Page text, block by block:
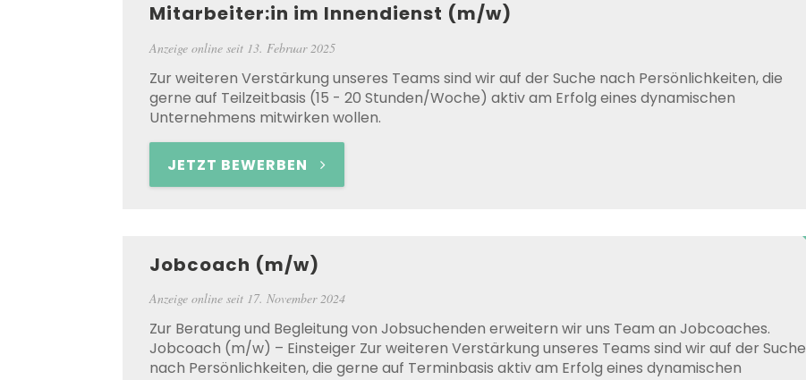
Mitarbeiter:in im Innendienst (m/w)
Anzeige online seit 13. Februar 2025
Zur weiteren Verstärkung unseres Teams sind wir auf der Suche nach Persönlichkeiten, die
gerne auf Teilzeitbasis (15 - 20 Stunden/Woche) aktiv am Erfolg eines dynamischen
Unternehmens mitwirken wollen.
JETZT BEWERBEN
Jobcoach (m/w)
Anzeige online seit 17. November 2024
Zur Beratung und Begleitung von Jobsuchenden erweitern wir uns Team an Jobcoaches.
Jobcoach (m/w) – Einsteiger Zur weiteren Verstärkung unseres Teams sind wir auf der Suche
nach Persönlichkeiten, die gerne auf Terminbasis aktiv am Erfolg eines dynamischen